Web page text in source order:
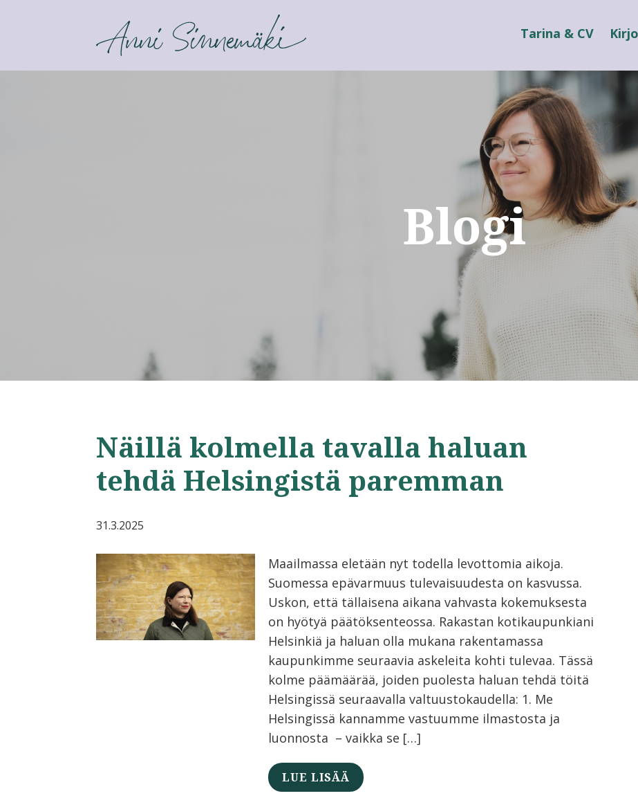
ANNI SINNEMÄKI Tarina & CV
Blogi
Näillä kolmella tavalla haluan
tehdä Helsingistä paremman
31.3.2025
Maailmassa eletään nyt todella levottomia aikoja.
Suomessa epävarmuus tulevaisuudesta on kasvussa.
Uskon, että tällaisena aikana vahvasta kokemuksesta
on hyötyä päätöksenteossa. Rakastan kotikaupunkiani
Helsinkiä ja haluan olla mukana rakentamassa
kaupunkimme seuraavia askeleita kohti tulevaa. Tässä
kolme päämäärää, joiden puolesta haluan tehdä töitä
Helsingissä seuraavalla valtuustokaudella: 1. Me
Helsingissä kannamme vastuumme ilmastosta ja
luonnosta – vaikka se […]
LUE LISÄÄ